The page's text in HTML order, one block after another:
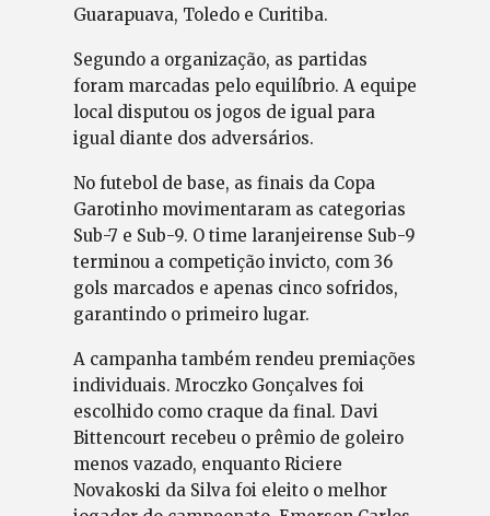
Guarapuava, Toledo e Curitiba.
Segundo a organização, as partidas
foram marcadas pelo equilíbrio. A equipe
local disputou os jogos de igual para
igual diante dos adversários.
No futebol de base, as finais da Copa
Garotinho movimentaram as categorias
Sub-7 e Sub-9. O time laranjeirense Sub-9
terminou a competição invicto, com 36
gols marcados e apenas cinco sofridos,
garantindo o primeiro lugar.
A campanha também rendeu premiações
individuais. Mroczko Gonçalves foi
escolhido como craque da final. Davi
Bittencourt recebeu o prêmio de goleiro
menos vazado, enquanto Riciere
Novakoski da Silva foi eleito o melhor